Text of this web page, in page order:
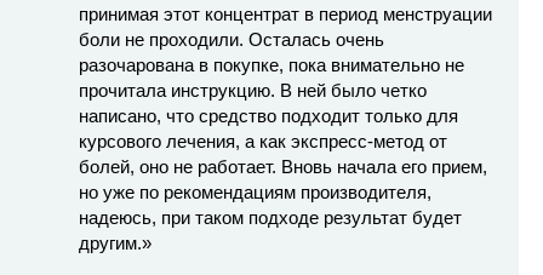
принимая этот концентрат в период менструации
боли не проходили. Осталась очень
разочарована в покупке, пока внимательно не
прочитала инструкцию. В ней было четко
написано, что средство подходит только для
курсового лечения, а как экспресс-метод от
болей, оно не работает. Вновь начала его прием,
но уже по рекомендациям производителя,
надеюсь, при таком подходе результат будет
другим.»